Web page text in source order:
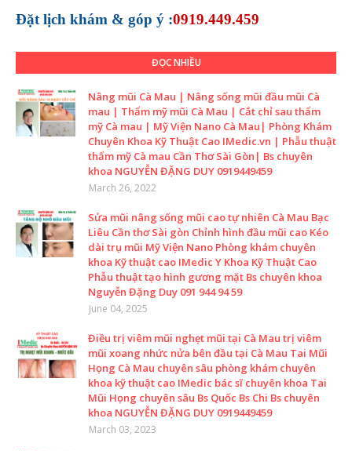
Đặt lịch khám & góp ý :0919.449.459
ĐỌC NHIỀU
Nâng mũi Cà Mau | Nâng sống mũi đầu mũi Cà
mau | Thẩm mỹ mũi Cà Mau | Cắt chỉ sau thẩm
mỹ Cà mau | Mỹ Viện Nano Cà Mau| Phòng Khám
Chuyên Khoa Kỹ Thuật Cao IMedic.vn | Phẫu thuật
thẩm mỹ Cà mau Cần Thơ Sài Gòn| Bs chuyên
khoa NGUYỄN ĐẶNG DUY 0919449459
March 26, 2022
Sửa mũi nâng sống mũi cao tự nhiên Cà Mau Bạc
Liêu Cần thơ Sài gòn Chỉnh hình đầu mũi cao Kéo
dài trụ mũi Mỹ Viện Nano Phòng khám chuyên
khoa Kỹ thuật cao IMedic Y Khoa Kỹ Thuật Cao
Phẫu thuật tạo hình gương mặt Bs chuyên khoa
Nguyễn Đặng Duy 091 944 94 59
June 04, 2025
Điều trị viêm mũi nghẹt mũi tại Cà Mau trị viêm
mũi xoang nhức nửa bên đầu tại Cà Mau Tai Mũi
Họng Cà Mau chuyên sâu phòng khám chuyên
khoa kỹ thuật cao IMedic bác sĩ chuyên khoa Tai
Mũi Họng chuyên sâu Bs Quốc Bs Chi Bs chuyên
khoa NGUYỄN ĐẶNG DUY 0919449459
March 03, 2023